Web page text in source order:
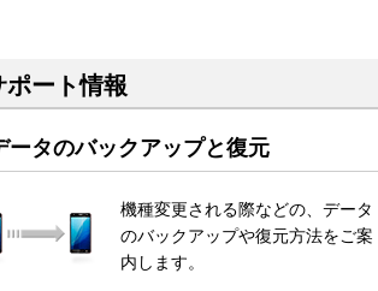
ート情報
ータのバックアップと復元
機種変更される際などの、データ
のバックアップや復元方法をご案
内します。